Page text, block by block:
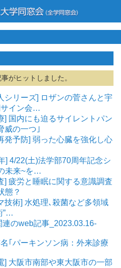
がヒットしました。
シリーズ] ロザンの菅さんと宇
サイン会…
] 国内にも迫るサイレントパン
威の一つ｣
発予防] 弱った心臓を強化し心
] 4/22(土)法学部70周年記念シ
未来~を…
] 疲労と睡眠に関する意識調査
態？
技術] 水処理､殺菌など多領域
”…
連のweb記事_2023.03.16-
｢パーキンソン病：外来診療
] 大阪市南部や東大阪市の一部